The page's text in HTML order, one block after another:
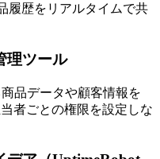
履歴をリアルタイムで共
理ツール
品データや顧客情報を
者ごとの権限を設定しな